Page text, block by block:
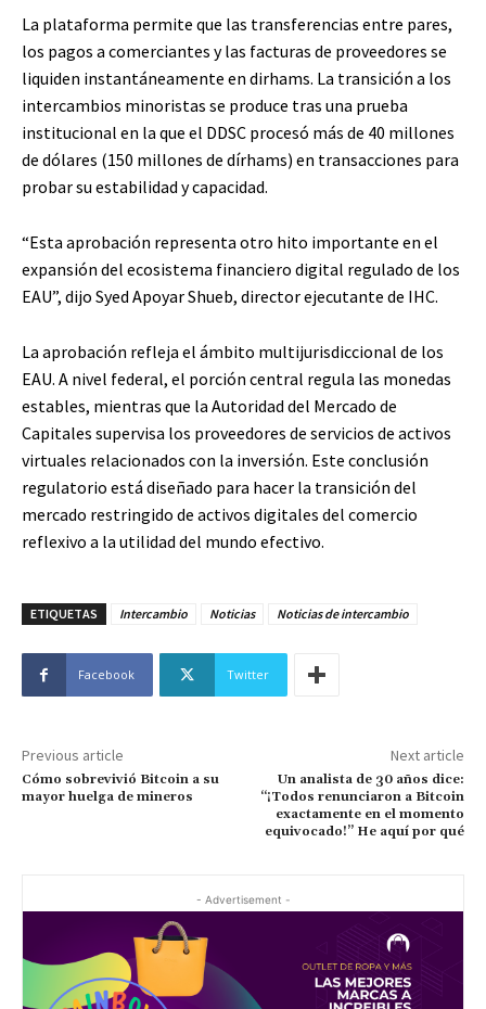
La plataforma permite que las transferencias entre pares,
los pagos a comerciantes y las facturas de proveedores se
liquiden instantáneamente en dirhams. La transición a los
intercambios minoristas se produce tras una prueba
institucional en la que el DDSC procesó más de 40 millones
de dólares (150 millones de dírhams) en transacciones para
probar su estabilidad y capacidad.
“Esta aprobación representa otro hito importante en el
expansión del ecosistema financiero digital regulado de los
EAU”, dijo Syed Apoyar Shueb, director ejecutante de IHC.
La aprobación refleja el ámbito multijurisdiccional de los
EAU. A nivel federal, el porción central regula las monedas
estables, mientras que la Autoridad del Mercado de
Capitales supervisa los proveedores de servicios de activos
virtuales relacionados con la inversión. Este conclusión
regulatorio está diseñado para hacer la transición del
mercado restringido de activos digitales del comercio
reflexivo a la utilidad del mundo efectivo.
ETIQUETAS Intercambio Noticias Noticias de intercambio
Facebook Twitter
Previous article
Cómo sobrevivió Bitcoin a su
mayor huelga de mineros
Next article
Un analista de 30 años dice:
“¡Todos renunciaron a Bitcoin
exactamente en el momento
equivocado!” He aquí por qué
- Advertisement -